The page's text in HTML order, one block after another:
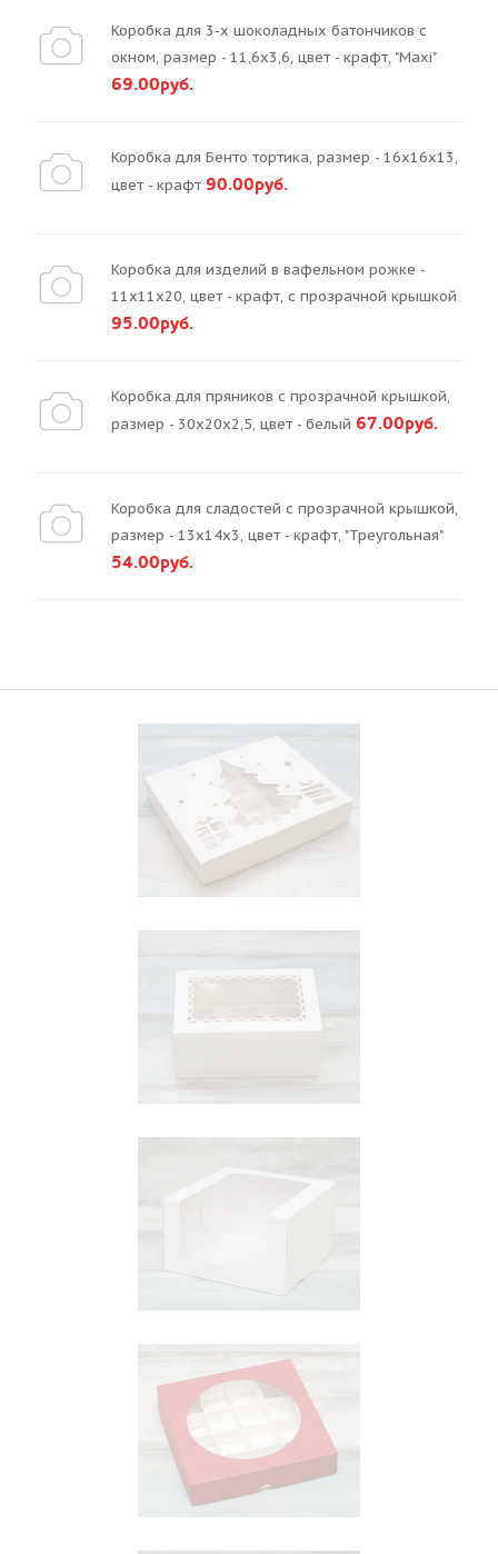
Коробка для 3-х шоколадных батончиков с
окном, размер - 11,6х3,6, цвет - крафт, "Maxi"
69.00руб.
Коробка для Бенто тортика, размер - 16х16х13,
цвет - крафт 90.00руб.
Коробка для изделий в вафельном рожке -
11х11х20, цвет - крафт, с прозрачной крышкой
95.00руб.
Коробка для пряников с прозрачной крышкой,
размер - 30х20х2,5, цвет - белый 67.00руб.
Коробка для сладостей с прозрачной крышкой,
размер - 13х14х3, цвет - крафт, "Треугольная"
54.00руб.